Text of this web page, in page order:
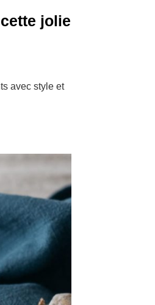
jolie
avec style et